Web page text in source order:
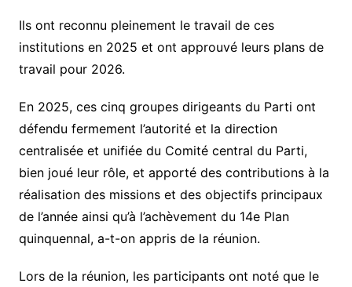
Ils ont reconnu pleinement le travail de ces
institutions en 2025 et ont approuvé leurs plans de
travail pour 2026.
En 2025, ces cinq groupes dirigeants du Parti ont
défendu fermement l’autorité et la direction
centralisée et unifiée du Comité central du Parti,
bien joué leur rôle, et apporté des contributions à la
réalisation des missions et des objectifs principaux
de l’année ainsi qu’à l’achèvement du 14e Plan
quinquennal, a-t-on appris de la réunion.
Lors de la réunion, les participants ont noté que le